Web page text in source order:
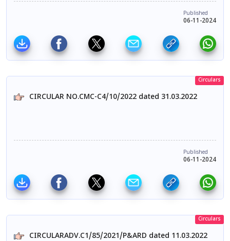
Published
06-11-2024
Circulars
CIRCULAR NO.CMC-C4/10/2022 dated 31.03.2022
Published
06-11-2024
Circulars
CIRCULARADV.C1/85/2021/P&ARD dated 11.03.2022